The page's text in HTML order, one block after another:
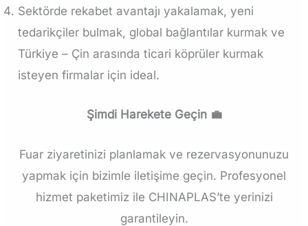
Sektörde rekabet avantajı yakalamak, yeni
tedarikçiler bulmak, global bağlantılar kurmak ve
Türkiye – Çin arasında ticari köprüler kurmak
isteyen firmalar için ideal.
Şimdi Harekete Geçin 💼
Fuar ziyaretinizi planlamak ve rezervasyonunuzu
yapmak için bizimle iletişime geçin. Profesyonel
hizmet paketimiz ile CHINAPLAS’te yerinizi
garantileyin.